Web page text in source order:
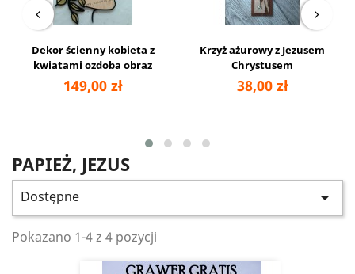
Dekor ścienny kobieta z
kwiatami ozdoba obraz
149,00 zł
Krzyż ażurowy z Jezusem
Chrystusem
38,00 zł
PAPIEŻ, JEZUS
Dostępne 
Pokazano 1-4 z 4 pozycji